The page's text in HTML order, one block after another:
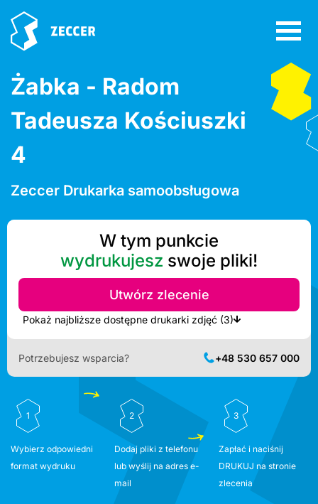
Żabka - Radom
Tadeusza Kościuszki
4
Zeccer Drukarka samoobsługowa
W tym punkcie
wydrukujesz swoje pliki!
Utwórz zlecenie
Pokaż najbliższe dostępne drukarki zdjęć (3)
Potrzebujesz wsparcia? +48 530 657 000
1
Wybierz odpowiedni
format wydruku
2
Dodaj pliki z telefonu
lub wyślij na adres e-
mail
3
Zapłać i naciśnij
DRUKUJ na stronie
zlecenia